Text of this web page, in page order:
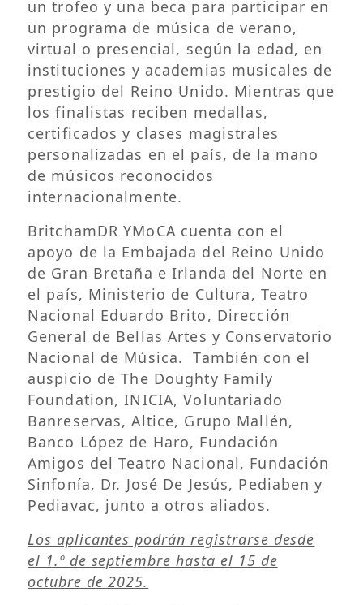
un trofeo y una beca para participar en
un programa de música de verano,
virtual o presencial, según la edad, en
instituciones y academias musicales de
prestigio del Reino Unido. Mientras que
los finalistas reciben medallas,
certificados y clases magistrales
personalizadas en el país, de la mano
de músicos reconocidos
internacionalmente.
BritchamDR YMoCA cuenta con el
apoyo de la Embajada del Reino Unido
de Gran Bretaña e Irlanda del Norte en
el país, Ministerio de Cultura, Teatro
Nacional Eduardo Brito, Dirección
General de Bellas Artes y Conservatorio
Nacional de Música. También con el
auspicio de The Doughty Family
Foundation, INICIA, Voluntariado
Banreservas, Altice, Grupo Mallén,
Banco López de Haro, Fundación
Amigos del Teatro Nacional, Fundación
Sinfonía, Dr. José De Jesús, Pediaben y
Pediavac, junto a otros aliados.
Los aplicantes podrán registrarse desde
el 1.º de septiembre hasta el 15 de
octubre de 2025.